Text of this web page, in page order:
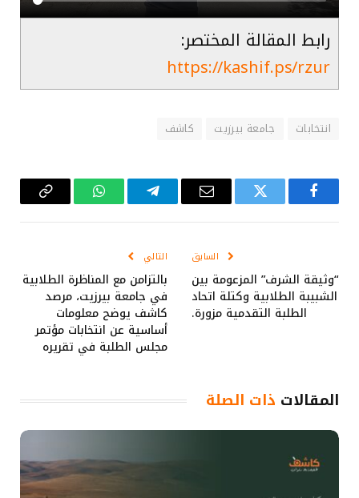
رابط المقالة المختصر:
https://kashif.ps/rzur
انتخابات جامعة بيرزيت كاشف
فيسبوك تويتر
البريد
تيلقرام واتساب Copy
السابق
“وثيقة الشرف” المزعومة بين
الشبيبة الطلابية وكتلة اتحاد
الطلبة التقدمية مزورة.
التالي
بالتزامن مع المناظرة الطلابية
في جامعة بيرزيت، مرصد
كاشف يوضح معلومات
أساسية عن انتخابات مؤتمر
مجلس الطلبة في تقريره
المقالات ذات الصلة